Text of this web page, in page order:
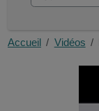
Accueil Vidéos